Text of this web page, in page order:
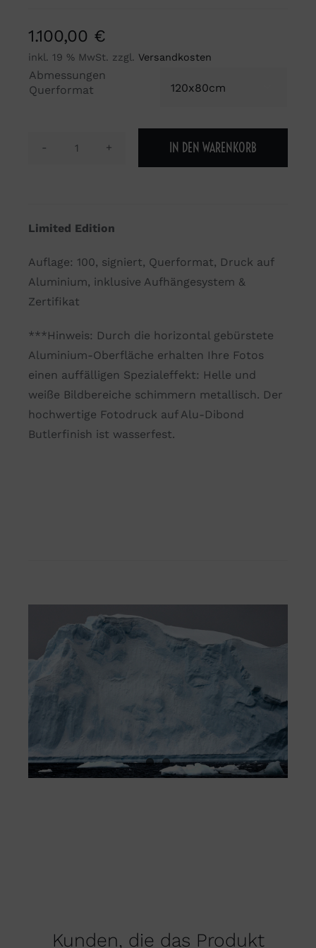
1.100,00 €
inkl. 19 % MwSt. zzgl. Versandkosten
Abmessungen
Querformat
Du
willst.
IN DEN WARENKORB
Limited Edition
Auflage: 100, signiert, Querformat, Druck auf
Aluminium, inklusive Aufhängesystem &
Zertifikat
***Hinweis: Durch die horizontal gebürstete
Aluminium-Oberfläche erhalten Ihre Fotos
einen auffälligen Spezialeffekt: Helle und
weiße Bildbereiche schimmern metallisch. Der
hochwertige Fotodruck auf Alu-Dibond
Butlerfinish ist wasserfest.
Kunden, die das Produkt